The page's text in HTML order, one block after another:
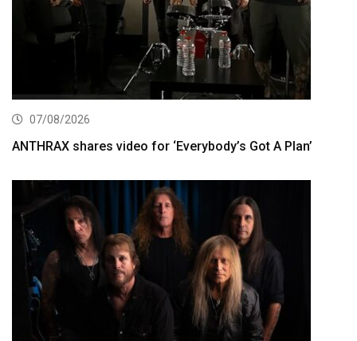
07/08/2026
ANTHRAX shares video for ‘Everybody’s Got A Plan’